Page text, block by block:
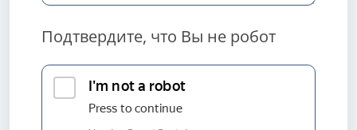
Подтвердите, что Вы не робот